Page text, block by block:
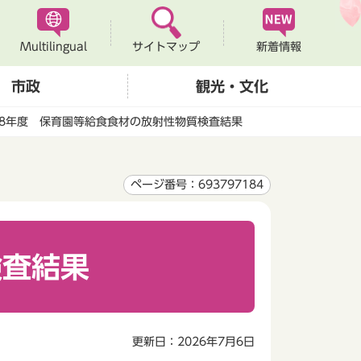
Multilingual サイトマップ 新着情報
市政 観光・文化
年度 保育園等給食食材の放射性物質検査結果
ページ番号：693797184
結果
更新日：2026年7月6日